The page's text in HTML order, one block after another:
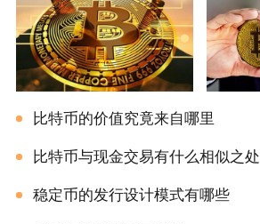
比特币的价值究竟来自哪里
比特币与现金交易有什么相似之处
稳定币的发行设计模式有哪些